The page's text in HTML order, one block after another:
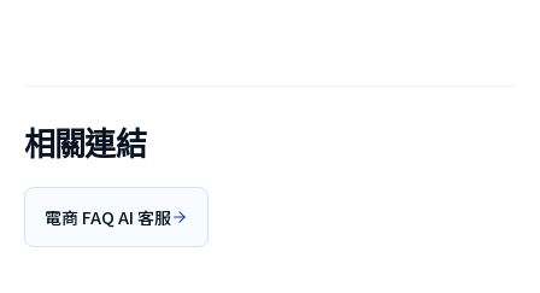
相關連結
電商 FAQ AI 客服